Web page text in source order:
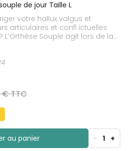
de jour Taille L
votre hallux valgus et
articulaires et confl ictuelles
Souple agit lors de la
aggravant la déformation. +
oublier. + Fine, elle peut se
chaussures. + 2 en 1, elle
€ TTC
au panier - 1 +